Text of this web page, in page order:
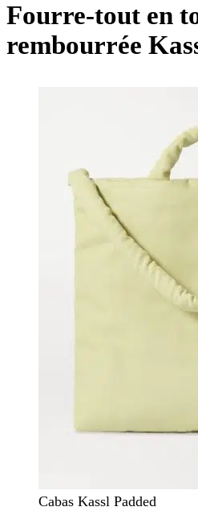
Fourre-tout en
rembourrée
Cabas Kassl Padded